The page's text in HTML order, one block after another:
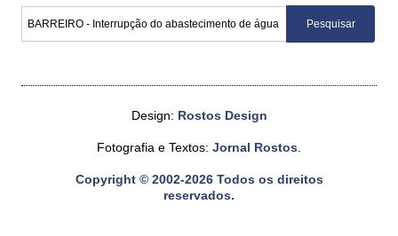
Design: Rostos Design
Fotografia e Textos: Jornal Rostos.
Copyright © 2002-2026 Todos os direitos
reservados.